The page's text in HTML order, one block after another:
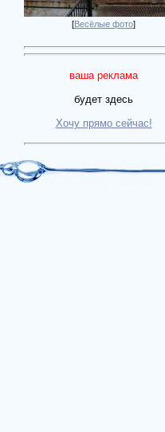
[Весёлые фото]
ваша реклама
будет здесь
Хочу прямо сейчас!